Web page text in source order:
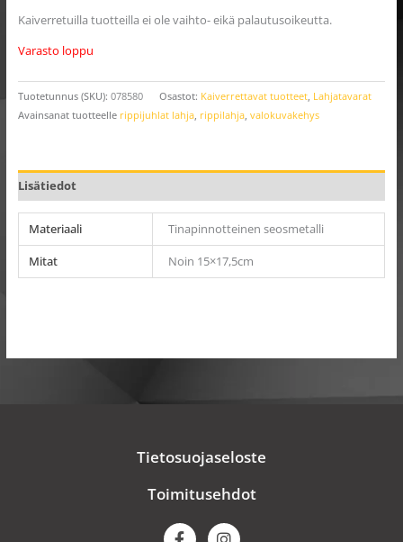
Kaiverretuilla tuotteilla ei ole vaihto- eikä palautusoikeutta.
Varasto loppu
Tuotetunnus (SKU): 078580 Osastot: Kaiverrettavat tuotteet, Lahjatavarat
Avainsanat tuotteelle rippijuhlat lahja, rippilahja, valokuvakehys
Lisätiedot
Materiaali
Tinapinnotteinen seosmetalli
Mitat
Noin 15×17,5cm
Tietosuojaseloste
Toimitusehdot
F I